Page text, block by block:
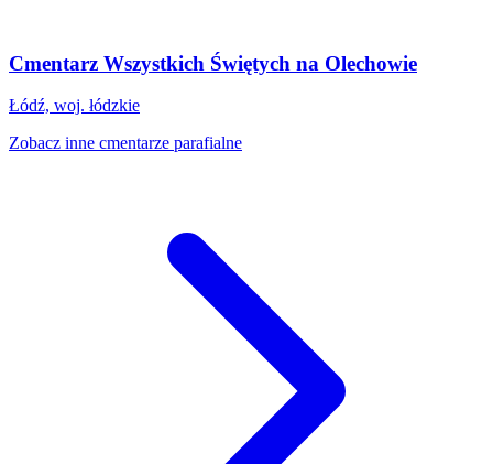
Cmentarz Wszystkich Świętych na Olechowie
Łódź, woj. łódzkie
Zobacz inne cmentarze parafialne